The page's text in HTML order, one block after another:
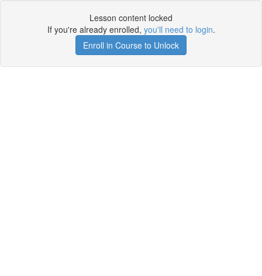
Lesson content locked
If you're already enrolled, you'll need to login.
Enroll in Course to Unlock